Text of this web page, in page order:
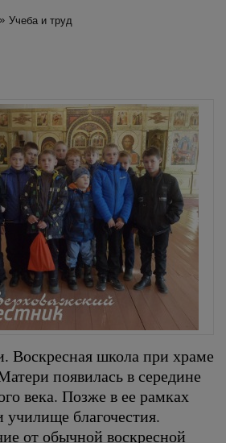
Учеба и труд
Воскресная школа при храме
появилась в середине
века. Позже в ее рамках
благочестия.
от обычной воскресной